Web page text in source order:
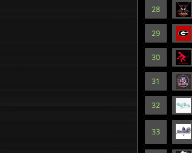
28
29
30
31
32
33